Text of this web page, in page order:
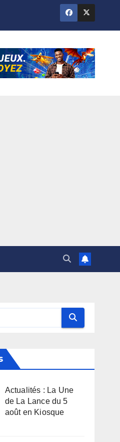
Actualités : La Une
de La Lance du 5
août en Kiosque